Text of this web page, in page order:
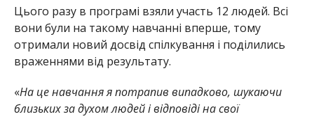
Цього разу в програмі взяли участь 12 людей. Всі
вони були на такому навчанні вперше, тому
отримали новий досвід спілкування і поділились
враженнями від результату.
«На це навчання я потрапив випадково, шукаючи
близьких за духом людей і відповіді на свої